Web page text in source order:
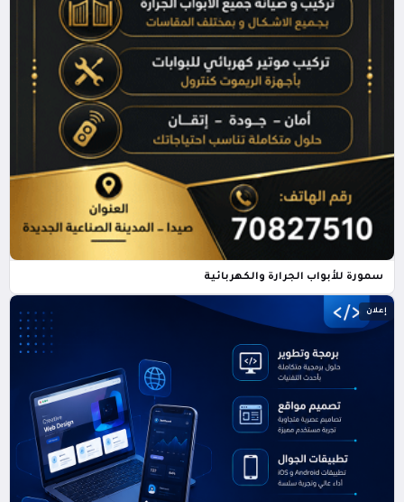
سمورة للأبواب الجرارة والكهربائية
إعلان